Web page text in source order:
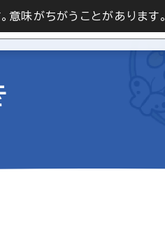
意味がちがうことがあります。